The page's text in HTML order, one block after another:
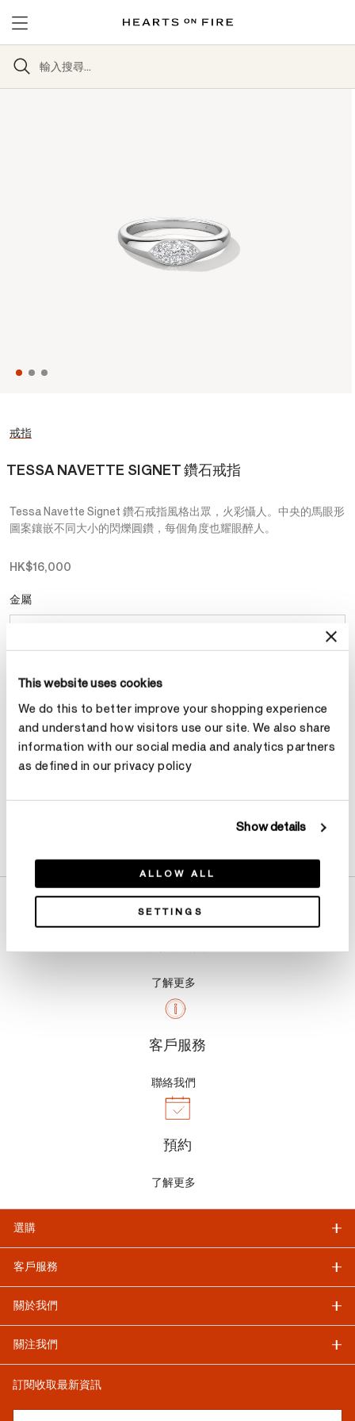
This website uses cookies
We do this to better improve your shopping experience
and understand how visitors use our site. We also share
information with our social media and analytics partners
as defined in our privacy policy
Show details
ALLOW ALL
SETTINGS
戒指
TESSA NAVETTE SIGNET 鑽石戒指
Tessa Navette Signet 鑽石戒指風格出眾，火彩懾人。中央的馬眼形
圖案鑲嵌不同大小的閃爍圓鑽，每個角度也耀眼醉人。
HK$16,000
金屬
了解更多
客戶服務
聯絡我們
預約
了解更多
選購
客戶服務
關於我們
關注我們
訂閱收取最新資訊